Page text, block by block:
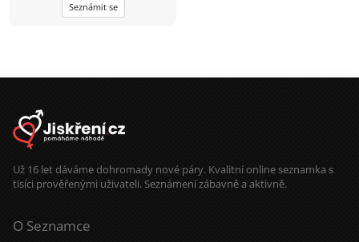
Seznámit se
Už 16 let dáváme dohromady nové páry. Kvalitní online seznamka s
tisíci prověřenými uživateli. Seznámení zábavně a aktivně.
O Seznamce